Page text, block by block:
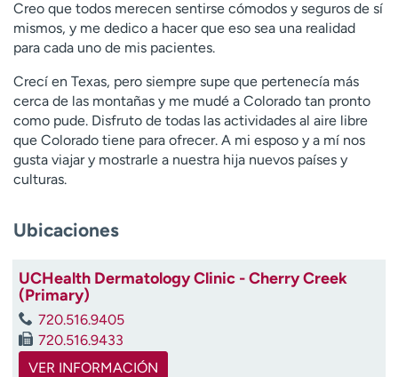
Creo que todos merecen sentirse cómodos y seguros de sí
mismos, y me dedico a hacer que eso sea una realidad
para cada uno de mis pacientes.
Crecí en Texas, pero siempre supe que pertenecía más
cerca de las montañas y me mudé a Colorado tan pronto
como pude. Disfruto de todas las actividades al aire libre
que Colorado tiene para ofrecer. A mi esposo y a mí nos
gusta viajar y mostrarle a nuestra hija nuevos países y
culturas.
Ubicaciones
UCHealth Dermatology Clinic - Cherry Creek
(Primary)
720.516.9405
720.516.9433
VER INFORMACIÓN